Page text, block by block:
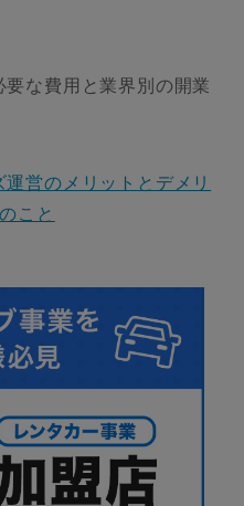
な費用と業界別の開業
運営のメリットとデメリ
こと